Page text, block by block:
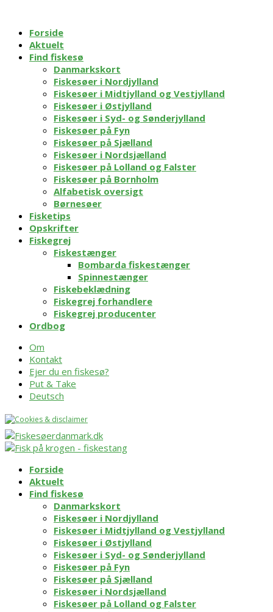
Forside
Aktuelt
Find fiskesø
Danmarkskort
Fiskesøer i Nordjylland
Fiskesøer i Midtjylland og Vestjylland
Fiskesøer i Østjylland
Fiskesøer i Syd- og Sønderjylland
Fiskesøer på Fyn
Fiskesøer på Sjælland
Fiskesøer i Nordsjælland
Fiskesøer på Lolland og Falster
Fiskesøer på Bornholm
Alfabetisk oversigt
Børnesøer
Fisketips
Opskrifter
Fiskegrej
Fiskestænger
Bombarda fiskestænger
Spinnestænger
Fiskebeklædning
Fiskegrej forhandlere
Fiskegrej producenter
Ordbog
Om
Kontakt
Ejer du en fiskesø?
Put & Take
Deutsch
Forside
Aktuelt
Find fiskesø
Danmarkskort
Fiskesøer i Nordjylland
Fiskesøer i Midtjylland og Vestjylland
Fiskesøer i Østjylland
Fiskesøer i Syd- og Sønderjylland
Fiskesøer på Fyn
Fiskesøer på Sjælland
Fiskesøer i Nordsjælland
Fiskesøer på Lolland og Falster